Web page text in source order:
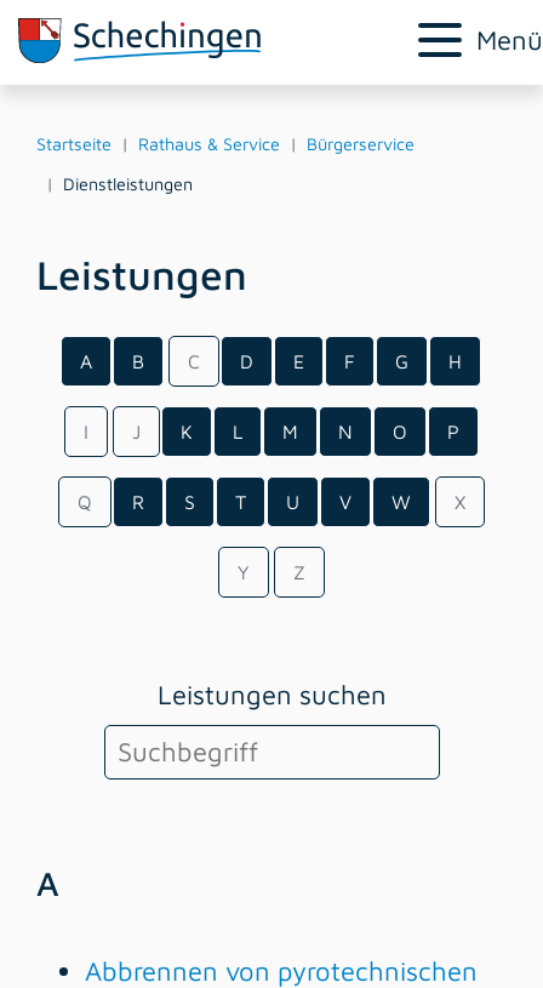
Menü
Startseite Rathaus & Service
Bürgerservice
Dienstleistungen
Leistungen
A B C D E F G H
I J K L M N O P
Q R S T U V W X
Y Z
Leistungen suchen
A
Abbrennen von pyrotechnischen